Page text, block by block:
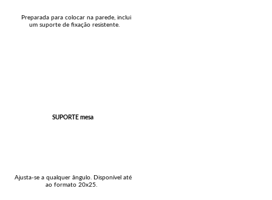
Preparada para colocar na parede, inclui
um suporte de fixação resistente.
SUPORTE mesa
Ajusta-se a qualquer ângulo. Disponível até
ao formato 20x25.